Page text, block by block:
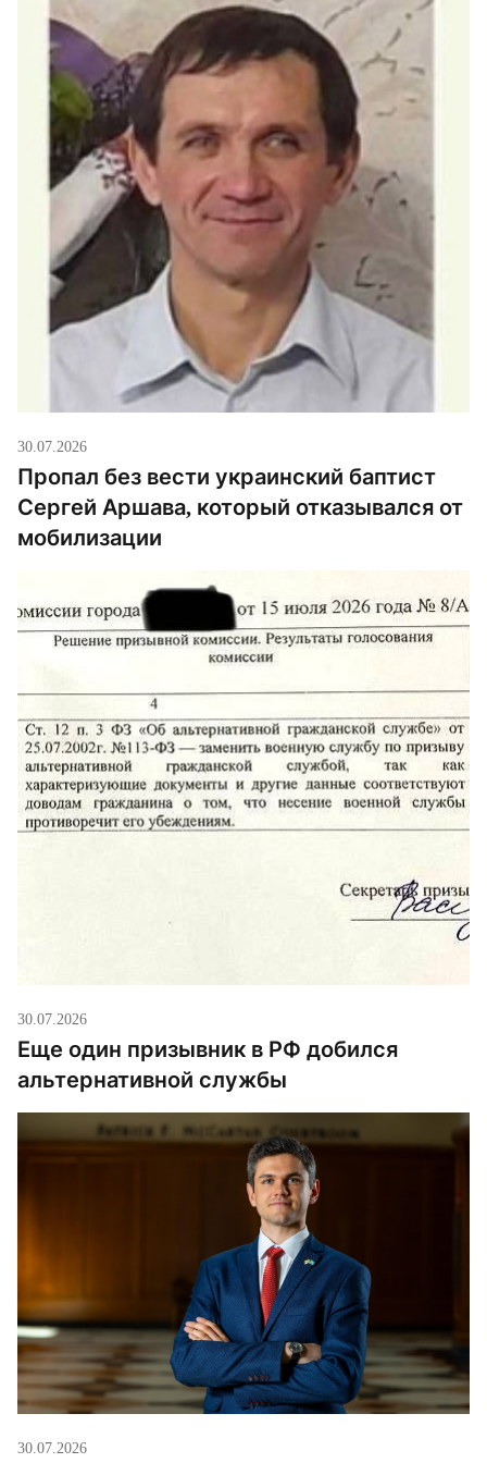
30.07.2026
Пропал без вести украинский баптист
Сергей Аршава, который отказывался от
мобилизации
30.07.2026
Еще один призывник в РФ добился
альтернативной службы
30.07.2026